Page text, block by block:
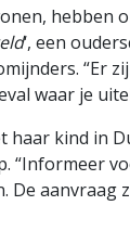
hebben
‘, een
“Er
waar je
haar kind in
“Informeer
De aanvraag